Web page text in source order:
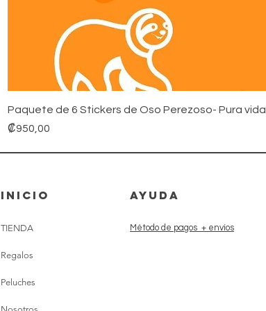
Paquete de 6 Stickers de Oso Perezoso- Pura vida
Precio
₡950,00
inicio
TIENDA
Regalos
Peluches
AYUDA
Método de pagos + envíos